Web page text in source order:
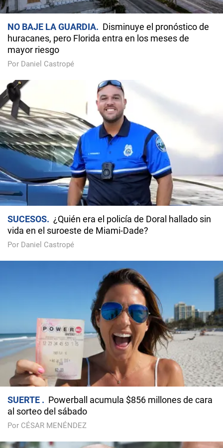
NO BAJE LA GUARDIA
Disminuye el pronóstico de
huracanes, pero Florida entra en los meses de
mayor riesgo
Por Daniel Castropé
SUCESOS
¿Quién era el policía de Doral hallado sin
vida en el suroeste de Miami-Dade?
Por Daniel Castropé
SUERTE
Powerball acumula $856 millones de cara
al sorteo del sábado
Por CÉSAR MENÉNDEZ